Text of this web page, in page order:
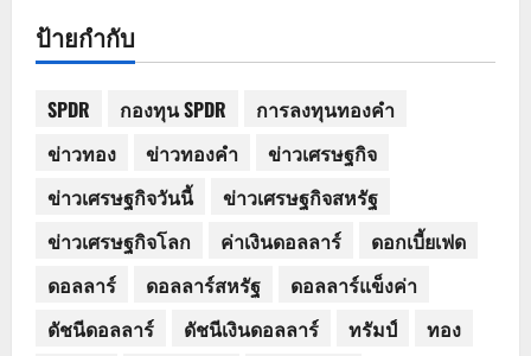
ป้ายกำกับ
SPDR กองทุน SPDR
การลงทุนทองคำ
ข่าวทอง
ข่าวทองคำ
ข่าวเศรษฐกิจ
ข่าวเศรษฐกิจวันนี้
ข่าวเศรษฐกิจสหรัฐ
ข่าวเศรษฐกิจโลก
ค่าเงินดอลลาร์
ดอกเบี้ยเฟด
ดอลลาร์
ดอลลาร์สหรัฐ
ดอลลาร์แข็งค่า
ดัชนีดอลลาร์
ดัชนีเงินดอลลาร์ ทรัมป์
ทอง